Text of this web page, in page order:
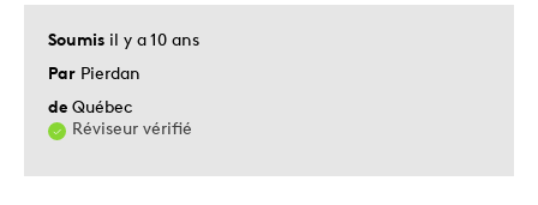
Soumis il y a 10 ans
Par Pierdan
de Québec
Réviseur vérifié